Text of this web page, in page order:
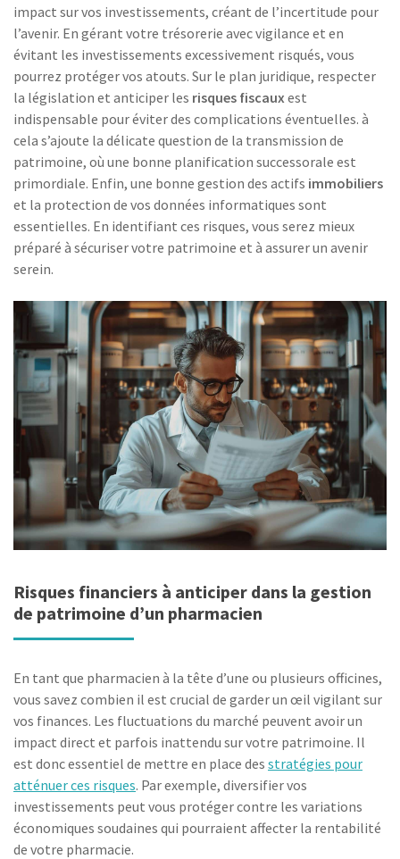
impact sur vos investissements, créant de l’incertitude pour
l’avenir. En gérant votre trésorerie avec vigilance et en
évitant les investissements excessivement risqués, vous
pourrez protéger vos atouts. Sur le plan juridique, respecter
la législation et anticiper les risques fiscauxest
indispensable pour éviter des complications éventuelles. à
cela s’ajoute la délicate question de la transmission de
patrimoine, où une bonne planification successorale est
primordiale. Enfin, une bonne gestion des actifs immobiliers
et la protection de vos données informatiques sont
essentielles. En identifiant ces risques, vous serez mieux
préparé à sécuriser votre patrimoine et à assurer un avenir
serein.
Risques financiers à anticiper dans la gestion
de patrimoine d’un pharmacien
En tant que pharmacien à la tête d’une ou plusieurs officines,
vous savez combien il est crucial de garder un œil vigilant sur
vos finances. Les fluctuations du marché peuvent avoir un
impact direct et parfois inattendu sur votre patrimoine. Il
est donc essentiel de mettre en place des stratégies pour
atténuer ces risques. Par exemple, diversifier vos
investissements peut vous protéger contre les variations
économiques soudaines qui pourraient affecter la rentabilité
de votre pharmacie.